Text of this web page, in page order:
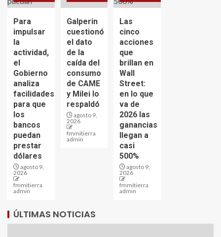
Para
impulsar
la
actividad,
el
Gobierno
analiza
facilidades
para que
los
bancos
puedan
prestar
dólares
agosto 9,
2026
fmmitierra
admin
Galperin
cuestionó
el dato
de la
caída del
consumo
de CAME
y Milei lo
respaldó
agosto 9,
2026
fmmitierra
admin
Las
cinco
acciones
que
brillan en
Wall
Street:
en lo que
va de
2026 las
ganancias
llegan a
casi
500%
agosto 9,
2026
fmmitierra
admin
ÚLTIMAS NOTICIAS